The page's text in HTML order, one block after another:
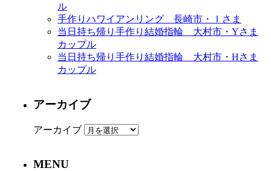
ル
手作りハワイアンリング 長崎市・Ｉさま
当日持ち帰り手作り結婚指輪 大村市・Yさま
カップル
当日持ち帰り手作り結婚指輪 大村市・Hさま
カップル
アーカイブ
アーカイブ
MENU